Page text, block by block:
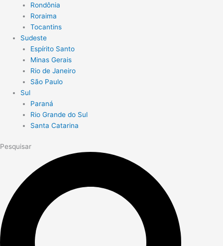
Rondônia
Roraima
Tocantins
Sudeste
Espírito Santo
Minas Gerais
Rio de Janeiro
São Paulo
Sul
Paraná
Rio Grande do Sul
Santa Catarina
Pesquisar